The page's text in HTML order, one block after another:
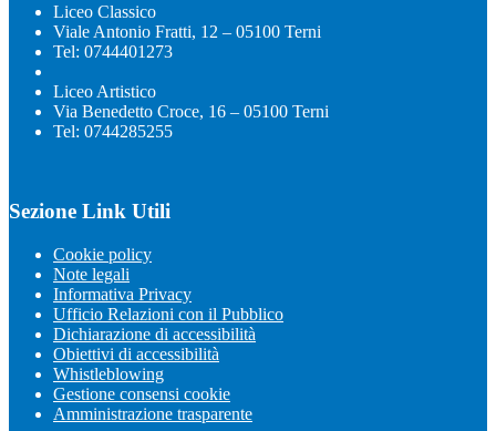
Liceo Classico
Viale Antonio Fratti, 12 – 05100 Terni
Tel: 0744401273
Liceo Artistico
Via Benedetto Croce, 16 – 05100 Terni
Tel: 0744285255
Sezione Link Utili
Cookie policy
Note legali
Informativa Privacy
Ufficio Relazioni con il Pubblico
Dichiarazione di accessibilità
Obiettivi di accessibilità
Whistleblowing
Gestione consensi cookie
Amministrazione trasparente